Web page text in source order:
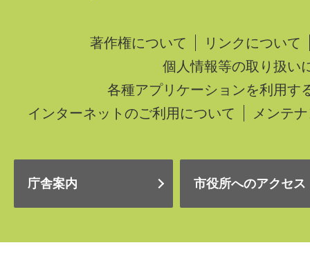
著作権について
リンクについて
個人情報等の取り扱い
各種アプリケーションを利用す
インターネットのご利用について
メンテ
庁舎案内 市役所へのアクセス